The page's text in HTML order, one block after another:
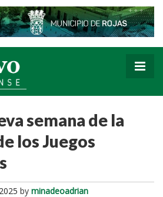
semana de la
los Juegos
by minadeoadrian